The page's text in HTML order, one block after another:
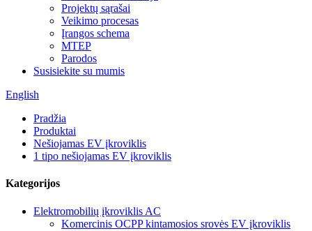
Projektų sąrašai
Veikimo procesas
Įrangos schema
MTEP
Parodos
Susisiekite su mumis
English
Pradžia
Produktai
Nešiojamas EV įkroviklis
1 tipo nešiojamas EV įkroviklis
Kategorijos
Elektromobilių įkroviklis AC
Komercinis OCPP kintamosios srovės EV įkroviklis